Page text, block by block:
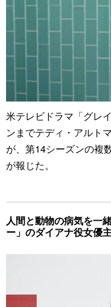
米テレビドラマ「グレ
ンまでテディ・アルト
が、第14シーズンの複
が報じた。
人間と動物の病気を一
ー」のダイアナ役女優